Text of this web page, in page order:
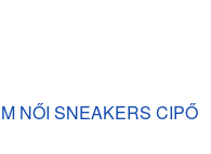
NŐI SNEAKERS CIPŐ